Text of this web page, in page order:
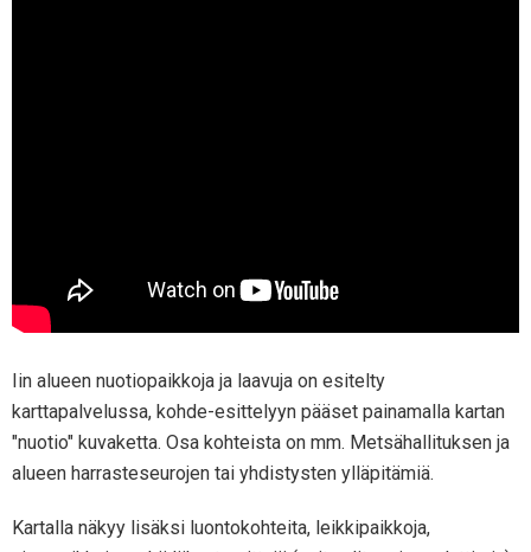
Iin alueen nuotiopaikkoja ja laavuja on esitelty
karttapalvelussa, kohde-esittelyyn pääset painamalla kartan
"nuotio" kuvaketta. Osa kohteista on mm. Metsähallituksen ja
alueen harrasteseurojen tai yhdistysten ylläpitämiä.
Kartalla näkyy lisäksi luontokohteita, leikkipaikkoja,